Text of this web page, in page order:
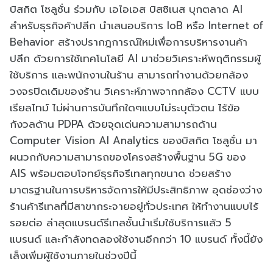
บิสกิต โซลูชั่น ร่วมกับ เอไอเอส บิสซิเนส บุกตลาด AI
สำหรับธุรกิจค้าปลีก นำเสนอบริการ IoB หรือ Internet of
Behavior สร้างปรากฎการณ์ใหม่เพื่อการบริหารงานค้า
ปลีก ด้วยการใช้เทคโนโลยี AI มาช่วยวิเคราะห์พฤติกรรมผู้
ใช้บริการ และพนักงานในร้าน สามารถทำงานด้วยกล้อง
วงจรปิดเดิมของร้าน วิเคราะห์ภาพจากกล้อง CCTV แบบ
เรียลไทม์ ไม่ผ่านการบันทึกใดๆแบบไม่ระบุตัวตน ไร้ข้อ
กังวลด้าน PDPA ด้วยจุดเด่นความสามารถด้าน
Computer Vision AI Analytics ของบิสกิต โซลูชั่น มา
ผนวกกับความสามารถของโครงสร้างพื้นฐาน 5G ของ
AIS พร้อมตอบโจทย์ธุรกิจรีเทลทุกขนาด ช่วยสร้าง
มาตรฐานในการบริหารจัดการให้มีประสิทธิภาพ อุดช่องว่าง
ร้านค้ารีเทลที่มีสาขากระจายอยู่ทั่วประเทศ ให้ทำงานแบบไร้
รอยต่อ ล่าสุดแบรนด์รีเทลชั้นนำเริ่มใช้บริการแล้ว 5
แบรนด์ และกำลังทดลองใช้งานอีกกว่า 10 แบรนด์ ทั้งนี้ยัง
เล็งเพิ่มผู้ใช้งานภายในช่วงปีนี้